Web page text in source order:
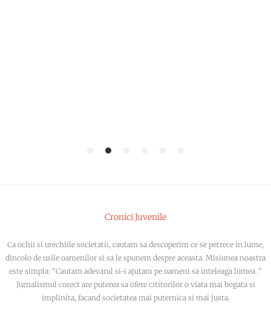
Cronici Juvenile
Ca ochii si urechiile societatii, cautam sa descoperim ce se petrece in lume,
dincolo de usile oamenilor si sa le spunem despre aceasta. Misiunea noastra
este simpla: “Cautam adevarul si-i ajutam pe oameni sa inteleaga lumea .”
Jurnalismul corect are puterea sa ofere cititorilor o viata mai bogata si
implinita, facand societatea mai puternica si mai justa.